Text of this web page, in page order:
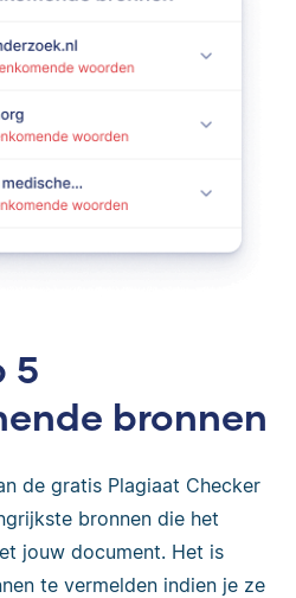
5
bronnen
de gratis Plagiaat Checker
bronnen die het
jouw document. Het is
te vermelden indien je ze